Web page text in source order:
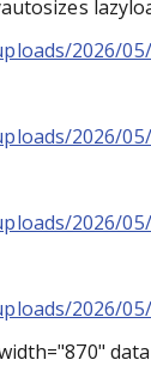
2026/05/
2026/05/
2026/05/
2026/